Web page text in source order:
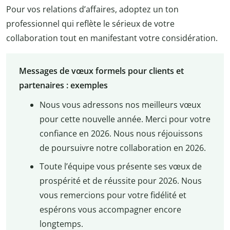
Pour vos relations d’affaires, adoptez un ton
professionnel qui reflète le sérieux de votre
collaboration tout en manifestant votre considération.
Messages de vœux formels pour clients et
partenaires : exemples
Nous vous adressons nos meilleurs vœux
pour cette nouvelle année. Merci pour votre
confiance en 2026. Nous nous réjouissons
de poursuivre notre collaboration en 2026.
Toute l’équipe vous présente ses vœux de
prospérité et de réussite pour 2026. Nous
vous remercions pour votre fidélité et
espérons vous accompagner encore
longtemps.